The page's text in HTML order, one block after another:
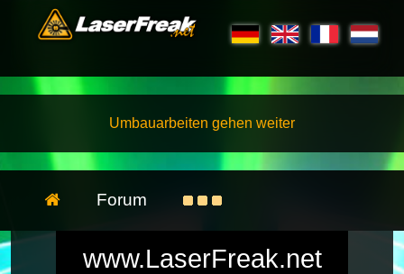
Umbauarbeiten gehen weiter
Forum
www.LaserFreak.net